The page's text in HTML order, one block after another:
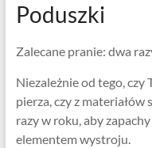
Poduszki
Zalecane pranie: dwa
Niezależnie od tego, czy
pierza, czy z
razy w roku, aby
elementem wystroju.